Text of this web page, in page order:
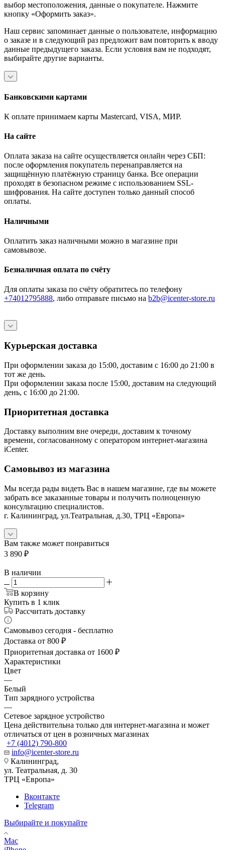
выбор местоположения, данные о покупателе. Нажмите
кнопку «Оформить заказ».
Наш сервис запоминает данные о пользователе, информацию
о заказе и в следующий раз предложит вам повторить к вводу
данные предыдущего заказа. Если условия вам не подходят,
выбирайте другие варианты.
Банковскими картами
К оплате принимаем карты Mastercard, VISA, МИР.
На сайте
Оплата заказа на сайте осуществляется онлайн через СБП:
после оформления покупатель перенаправляется на
защищённую платёжную страницу банка. Все операции
проходят в безопасном режиме с использованием SSL-
шифрования. На сайте доступен только данный способ
оплаты.
Наличными
Оплатить заказ наличными можно в магазине при
самовывозе.
Безналичная оплата по счёту
Для оплаты заказа по счёту обратитесь по телефону
+74012795888, либо отправьте письмо на b2b@icenter-store.ru
Курьерская доставка
При оформлении заказа до 15:00, доставим с 16:00 до 21:00 в
тот же день.
При оформлении заказа после 15:00, доставим на следующий
день, с 16:00 до 21:00.
Приоритетная доставка
Доставку выполним вне очереди, доставим к точному
времени, согласованному с оператором интернет-магазина
iCenter.
Самовывоз из магазина
Мы всегда рады видеть Вас в нашем магазине, где вы можете
забрать все заказанные товары и получить полноценную
консультацию специалистов.
г. Калининград, ул.Театральная, д.30, ТРЦ «Европа»
Вам также может понравиться
3 890 ₽
В наличии
В корзину
Купить в 1 клик
Рассчитать доставку
Самовывоз сегодня - бесплатно
Доставка от 800 ₽
Приоритетная доставка от 1600 ₽
Характеристики
Цвет
—
Белый
Тип зарядного устройства
—
Сетевое зарядное устройство
Цена действительна только для интернет-магазина и может
отличаться от цен в розничных магазинах
+7 (4012) 790-800
info@icenter-store.ru
Калининград,
ул. Театральная, д. 30
ТРЦ «Европа»
Вконтакте
Telegram
Выбирайте и покупайте
Mac